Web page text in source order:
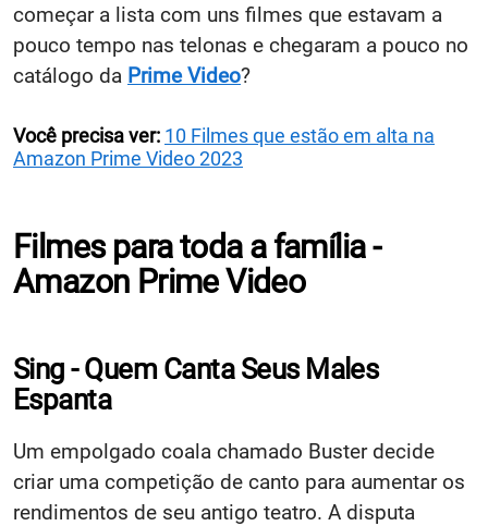
começar a lista com uns filmes que estavam a
pouco tempo nas telonas e chegaram a pouco no
catálogo da Prime Video?
Você precisa ver: 10 Filmes que estão em alta na
Amazon Prime Video 2023
Filmes para toda a família -
Amazon Prime Video
Sing - Quem Canta Seus Males
Espanta
Um empolgado coala chamado Buster decide
criar uma competição de canto para aumentar os
rendimentos de seu antigo teatro. A disputa